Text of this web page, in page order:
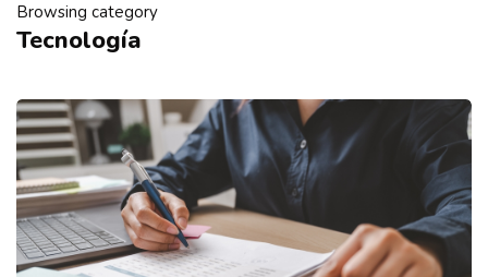
Browsing category
Tecnología